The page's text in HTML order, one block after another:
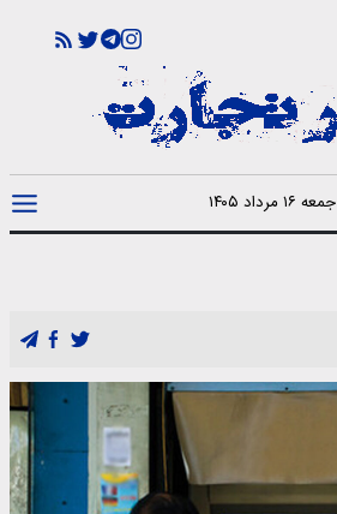
جمعه ۱۶ مرداد ۱۴۰۵